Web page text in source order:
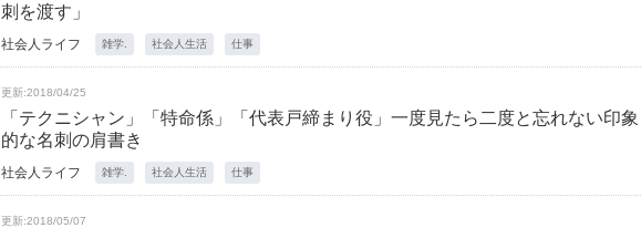
刺を渡す」
社会人ライフ 雑学. 社会人生活 仕事
更新:2018/04/25
「テクニシャン」「特命係」「代表戸締まり役」一度見たら二度と忘れない印象
的な名刺の肩書き
社会人ライフ 雑学. 社会人生活 仕事
更新:2018/05/07